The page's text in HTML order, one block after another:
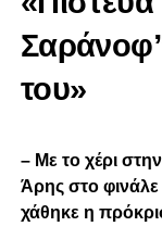
του»
– Με το χέρι
Άρης στο
χάθηκε η